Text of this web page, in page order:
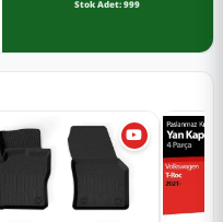
Stok Adet: 999